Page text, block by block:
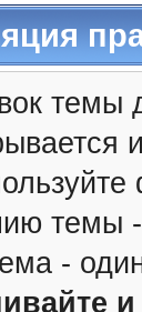
темы
темы
-
и